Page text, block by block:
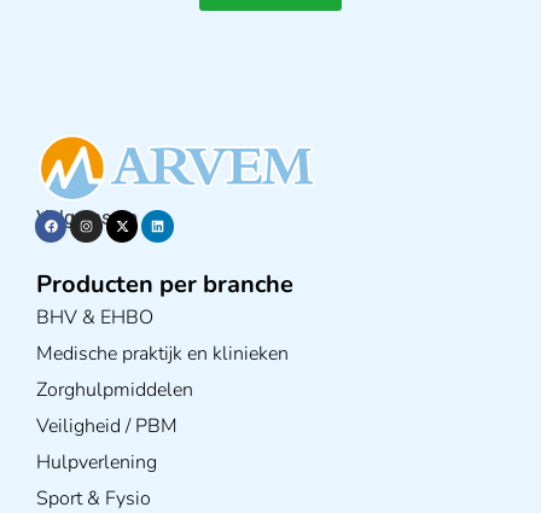
Volg ons op
Producten per branche
BHV & EHBO
Medische praktijk en klinieken
Zorghulpmiddelen
Veiligheid / PBM
Hulpverlening
Sport & Fysio